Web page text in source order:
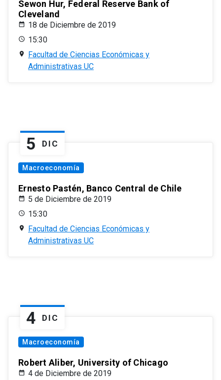
Sewon Hur, Federal Reserve Bank of
Cleveland
18 de Diciembre de 2019
15:30
Facultad de Ciencias Económicas y
Administrativas UC
5 DIC
Macroeconomía
Ernesto Pastén, Banco Central de Chile
5 de Diciembre de 2019
15:30
Facultad de Ciencias Económicas y
Administrativas UC
4 DIC
Macroeconomía
Robert Aliber, University of Chicago
4 de Diciembre de 2019